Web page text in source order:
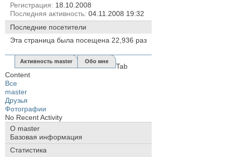
Регистрация
18.10.2008
Последняя активность 04.11.2008 19:32
Последние посетители
Эта страница была посещена 22,936 раз
Активность master Обо мне
Tab
Content
Все
master
Друзья
Фотографии
No Recent Activity
О master
Базовая информация
Статистика